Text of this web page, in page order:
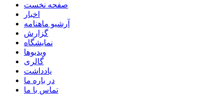
صفحه نخست
اخبار
آرشیو ماهنامه
گزارش
نمایشگاه
ویدیوها
گالری
یادداشت
در باره ما
تماس با ما